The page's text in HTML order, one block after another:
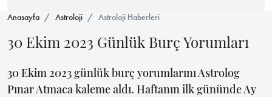
Anasayfa Astroloji Astroloji Haberleri
30 Ekim 2023 Günlük Burç Yorumları
30 Ekim 2023 günlük burç yorumlarını Astrolog
Pınar Atmaca kaleme aldı. Haftanın ilk gününde Ay